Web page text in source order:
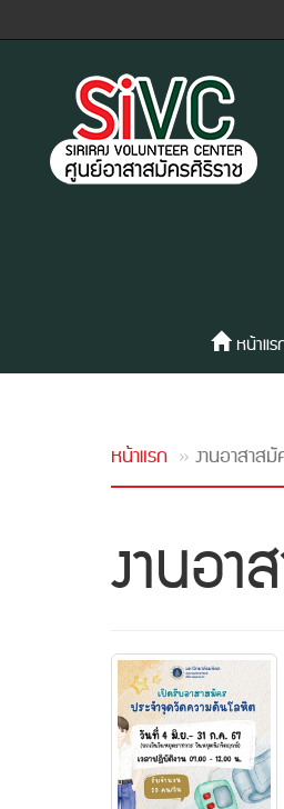
หน้าแร
หน้าแรก งานอาสาส
งานอา